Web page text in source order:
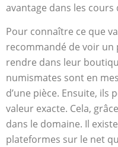
avantage dans les cours
Pour connaître ce que
recommandé de voir un
rendre dans leur
numismates sont en
d’une pièce. Ensuite, ils
valeur exacte. Cela,
dans le domaine. Il
plateformes sur le net